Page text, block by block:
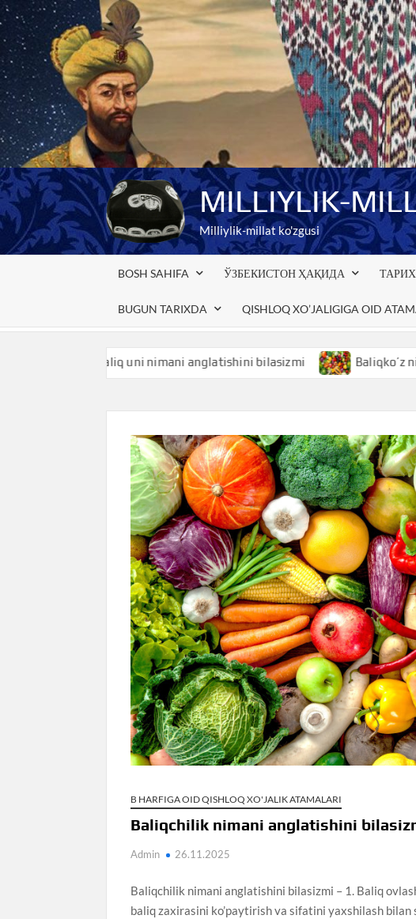
Skip
to
content
MILLIYLIK-
Milliylik-millat ko'zgusi
BOSH SAHIFA ЎЗБЕКИСТОН ҲАҚИДА ТАРИХ
BUGUN TARIXDA QISHLOQ XO’JALIGIGA OID
Baliq uni nimani anglatishini bilasizmi Baliqko’z nimani
B HARFIGA OID QISHLOQ XO'JALIK ATAMALARI
Baliqchilik nimani anglatishini
Admin 26.11.2025
Baliqchilik nimani anglatishini bilasizmi – 1. Baliq
baliq zaxirasini ko’paytirish va sifatini yaxshilash bilan